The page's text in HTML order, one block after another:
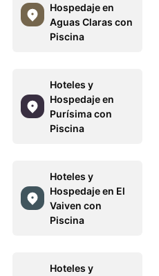
Hospedaje en
Aguas Claras con
Piscina
Hoteles y
Hospedaje en
Purísima con
Piscina
Hoteles y
Hospedaje en El
Vaiven con
Piscina
Hoteles y